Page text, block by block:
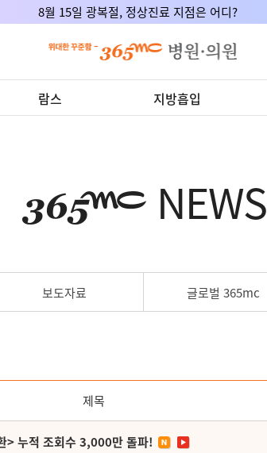
8월 15일 광복절, 정상진료 지점은 어디?
람스 지방흡입
NEWS
보도자료 글로벌 365mc
제목
> 누적 조회수 3,000만 돌파!